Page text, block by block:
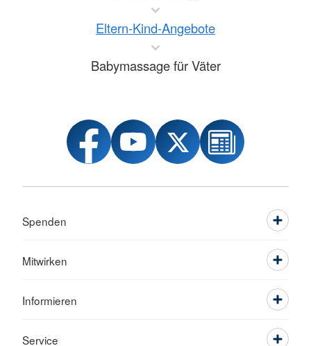
Eltern-Kind-Angebote
Babymassage für Väter
Spenden
Mitwirken
Informieren
Service